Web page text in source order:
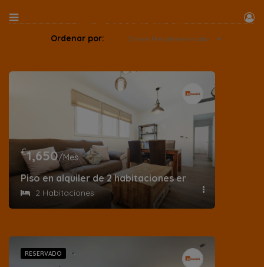
Ordenar por: Orden Predeterminado
€1,650/Mes
Piso en alquiler de 2 habitaciones en calle Barrilero
2 Habitaciones
RESERVADO